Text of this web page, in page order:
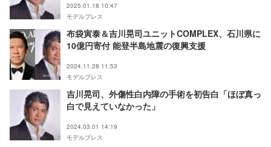
2025.01.18 10:47
モデルプレス
布袋寅泰＆吉川晃司ユニットCOMPLEX、石川県に
10億円寄付 能登半島地震の復興支援
2024.11.28 11:53
モデルプレス
吉川晃司、外傷性白内障の手術を初告白「ほぼ真っ
白で見えていなかった」
2024.03.01 14:19
モデルプレス